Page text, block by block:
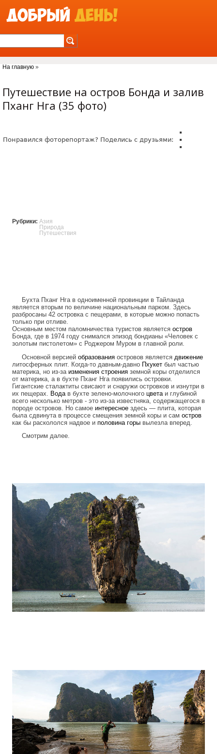
На главную »
Путешествие на остров Бонда и залив
Пханг Нга (35 фото)
Понравился фоторепортаж? Поделись с друзьями:
Рубрики: Азия
Природа
Путешествия
Бухта Пханг Нга в одноименной провинции в Тайланда
является вторым по величине национальным парком. Здесь
разбросаны 42 островка с пещерами, в которые можно попасть
только при отливе.
Основным местом паломничества туристов является остров
Бонда, где в 1974 году снимался эпизод бондианы «Человек с
золотым пистолетом» с Роджером Муром в главной роли.
Основной версией образования островов является движение
литосферных плит. Когда-то давным-давно Пхукет был частью
материка, но из-за изменения строения земной коры отделился
от материка, а в бухте Пханг Нга появились островки.
Гигантские сталактиты свисают и снаружи островков и изнутри в
их пещерах. Вода в бухте зелено-молочного цвета и глубиной
всего несколько метров - это из-за известняка, содержащегося в
породе островов. Но самое интересное здесь — плита, которая
была сдвинута в процессе смещения земной коры и сам остров
как бы раскололся надвое и половина горы вылезла вперед.
Смотрим далее.